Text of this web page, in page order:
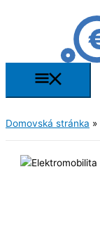
Hlavné
Domovská stránka »